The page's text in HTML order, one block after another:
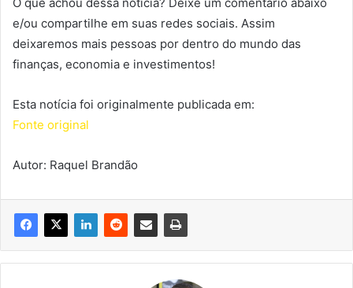
e/ou compartilhe em suas redes sociais. Assim
deixaremos mais pessoas por dentro do mundo das
finanças, economia e investimentos!
Esta notícia foi originalmente publicada em:
Fonte original
Autor: Raquel Brandão